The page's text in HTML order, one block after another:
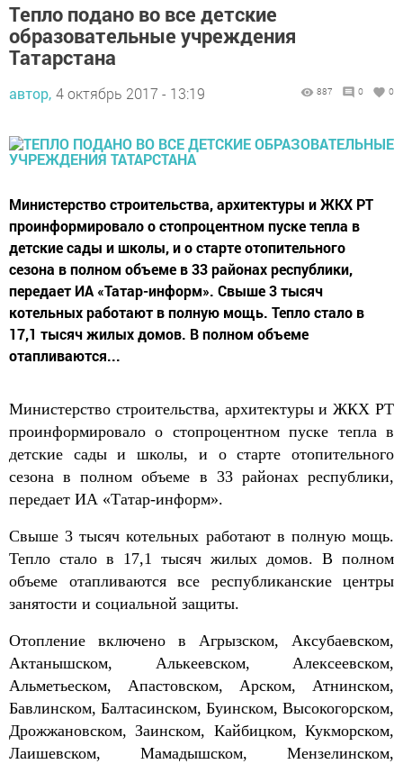
Тепло подано во все детские
образовательные учреждения
Татарстана
автор, 4 октябрь 2017 - 13:19 887 0 0
Министерство строительства, архитектуры и ЖКХ РТ
проинформировало о стопроцентном пуске тепла в
детские сады и школы, и о старте отопительного
сезона в полном объеме в 33 районах республики,
передает ИА «Татар-информ». Свыше 3 тысяч
котельных работают в полную мощь. Тепло стало в
17,1 тысяч жилых домов. В полном объеме
отапливаются...
Министерство строительства, архитектуры и ЖКХ РТ
проинформировало о стопроцентном пуске тепла в
детские сады и школы, и о старте отопительного
сезона в полном объеме в 33 районах республики,
передает ИА «Татар-информ».
Свыше 3 тысяч котельных работают в полную мощь.
Тепло стало в 17,1 тысяч жилых домов. В полном
объеме отапливаются все республиканские центры
занятости и социальной защиты.
Отопление включено в Агрызском, Аксубаевском,
Актанышском, Алькеевском, Алексеевском,
Альметьеском, Апастовском, Арском, Атнинском,
Бавлинском, Балтасинском, Буинском, Высокогорском,
Дрожжановском, Заинском, Кайбицком, Кукморском,
Лаишевском, Мамадышском, Мензелинском,